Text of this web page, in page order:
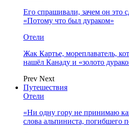
Его спрашивали, зачем он это
«Потому что был дураком»
Отели
Жак Картье, мореплаватель,
нашёл Канаду и «золото
Prev Next
Путешествия
Отели
«Ни одну гору не принимаю
слова альпиниста, погибшего